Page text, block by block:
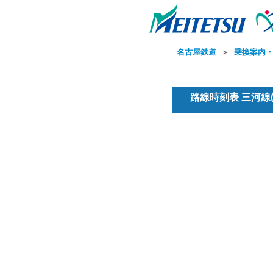
名古屋鉄道 ＞ 乗換案内
路線時刻表 三河